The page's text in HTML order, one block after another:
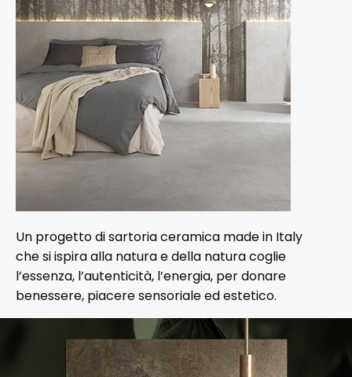
Un progetto di sartoria ceramica made in Italy
che si ispira alla natura e della natura coglie
l’essenza, l’autenticità, l’energia, per donare
benessere, piacere sensoriale ed estetico.